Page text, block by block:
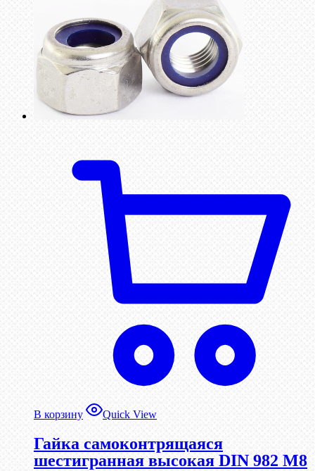
В корзину Quick View
Гайка самоконтрящаяся
шестигранная высокая DIN 982 М8